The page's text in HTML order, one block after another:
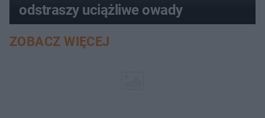
odstraszy uciążliwe owady
ZOBACZ WIĘCEJ